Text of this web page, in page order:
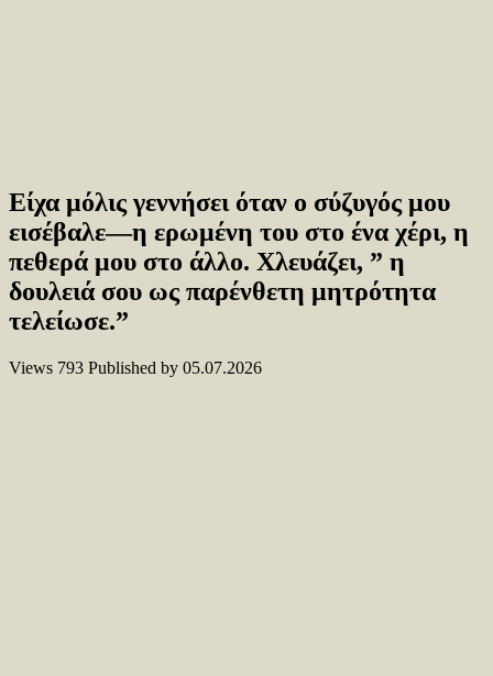
Είχα μόλις γεννήσει όταν ο σύζυγός μου
εισέβαλε—η ερωμένη του στο ένα χέρι, η
πεθερά μου στο άλλο. Χλευάζει, ” η
δουλειά σου ως παρένθετη μητρότητα
τελείωσε.”
Views 793 Published by 05.07.2026